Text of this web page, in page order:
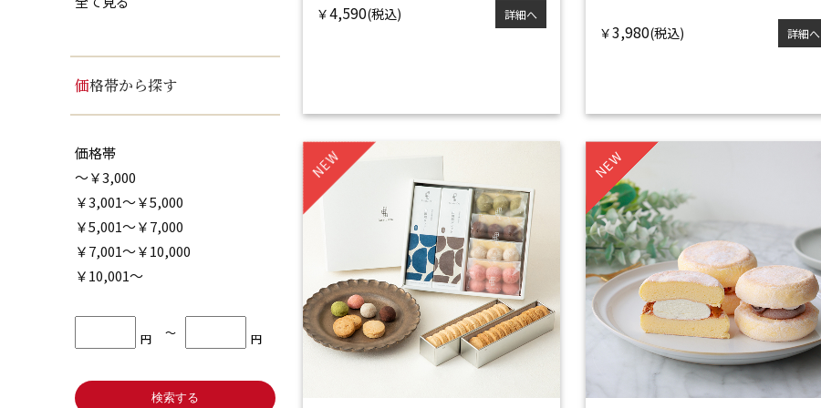
価格帯から探す
価格帯
～￥3,000
￥3,001～￥5,000
￥5,001～￥7,000
￥7,001～￥10,000
￥10,001～
円 〜 円
￥4,590 詳細へ
￥3,980 詳細へ
NEW NEW